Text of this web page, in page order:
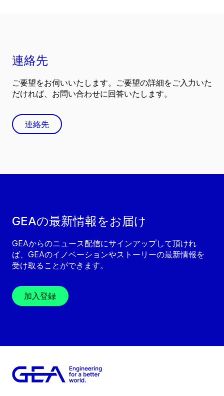
GEAの最新情報をお届け
GEAからのニュース配信にサインアップして頂けれ
ば、GEAのイノベーションやストーリーの最新情報を
受け取ることができます。
加入登録
連絡先
ご要望をお伺いいたします。ご要望の詳細をご入力いた
だければ、お問い合わせに回答いたします。
連絡先